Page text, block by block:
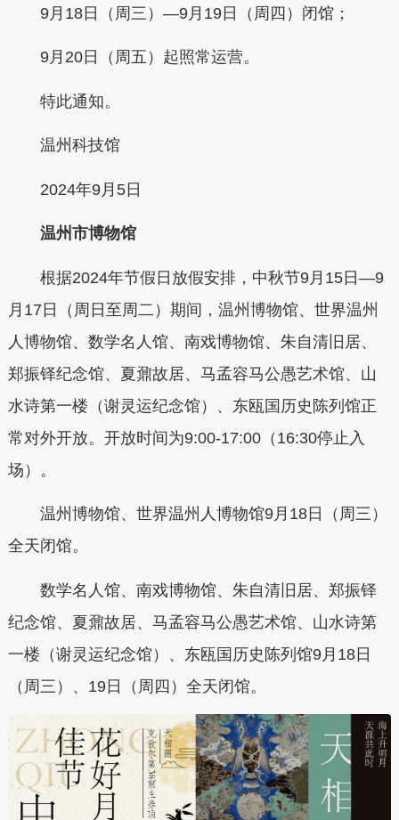
9月18日（周三）—9月19日（周四）闭馆；
9月20日（周五）起照常运营。
特此通知。
温州科技馆
2024年9月5日
温州市博物馆
根据2024年节假日放假安排，中秋节9月15日—9
月17日（周日至周二）期间，温州博物馆、世界温州
人博物馆、数学名人馆、南戏博物馆、朱自清旧居、
郑振铎纪念馆、夏鼐故居、马孟容马公愚艺术馆、山
水诗第一楼（谢灵运纪念馆）、东瓯国历史陈列馆正
常对外开放。开放时间为9:00-17:00（16:30停止入
场）。
温州博物馆、世界温州人博物馆9月18日（周三）
全天闭馆。
数学名人馆、南戏博物馆、朱自清旧居、郑振铎
纪念馆、夏鼐故居、马孟容马公愚艺术馆、山水诗第
一楼（谢灵运纪念馆）、东瓯国历史陈列馆9月18日
（周三）、19日（周四）全天闭馆。